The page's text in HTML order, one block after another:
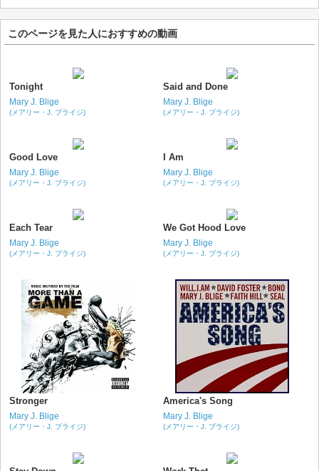
このページを見た人におすすめの動画
Tonight
Mary J. Blige
(メアリー・J. ブライジ)
Said and Done
Mary J. Blige
(メアリー・J. ブライジ)
Good Love
Mary J. Blige
(メアリー・J. ブライジ)
I Am
Mary J. Blige
(メアリー・J. ブライジ)
Each Tear
Mary J. Blige
(メアリー・J. ブライジ)
We Got Hood Love
Mary J. Blige
(メアリー・J. ブライジ)
Stronger
Mary J. Blige
(メアリー・J. ブライジ)
America's Song
Mary J. Blige
(メアリー・J. ブライジ)